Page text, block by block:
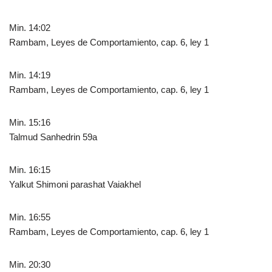
Min. 14:02
Rambam, Leyes de Comportamiento, cap. 6, ley 1
Min. 14:19
Rambam, Leyes de Comportamiento, cap. 6, ley 1
Min. 15:16
Talmud Sanhedrin 59a
Min. 16:15
Yalkut Shimoni parashat Vaiakhel
Min. 16:55
Rambam, Leyes de Comportamiento, cap. 6, ley 1
Min. 20:30